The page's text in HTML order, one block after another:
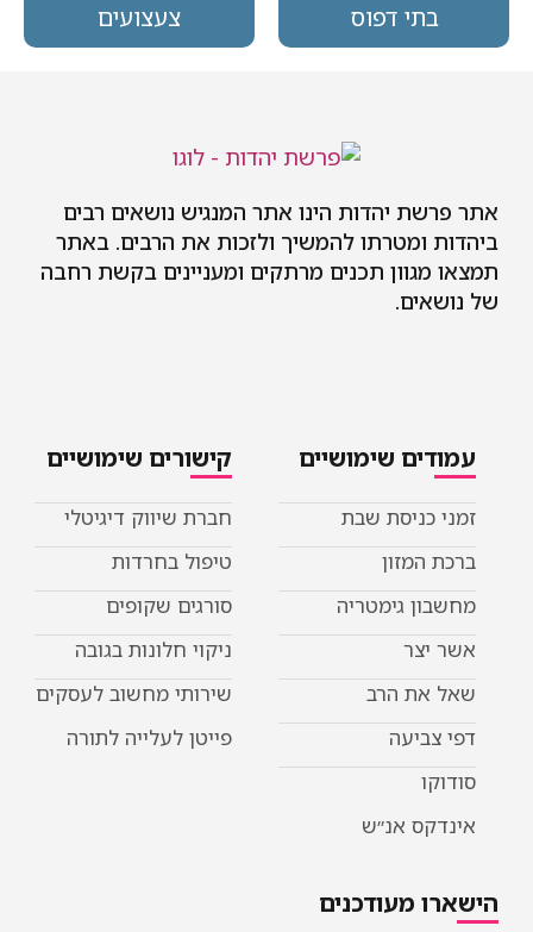
בתי דפוס צעצועים
אתר פרשת יהדות הינו אתר המנגיש נושאים רבים
ביהדות ומטרתו להמשיך ולזכות את הרבים. באתר
תמצאו מגוון תכנים מרתקים ומעניינים בקשת רחבה
של נושאים.
עמודים שימושיים
זמני כניסת שבת
ברכת המזון
מחשבון גימטריה
אשר יצר
שאל את הרב
דפי צביעה
סודוקו
אינדקס אנ״ש
קישורים שימושיים
חברת שיווק דיגיטלי
טיפול בחרדות
סורגים שקופים
ניקוי חלונות בגובה
שירותי מחשוב לעסקים
פייטן לעלייה לתורה
הישארו מעודכנים